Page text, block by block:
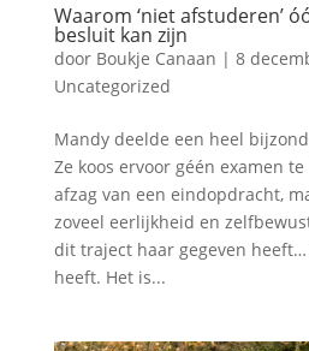
Waarom ‘niet afstuderen’
besluit kan zijn
door Boukje Canaan | 8
Uncategorized
Mandy deelde een heel
Ze koos ervoor géén examen
afzag van een eindopdracht,
zoveel eerlijkheid en
dit traject haar gegeven
heeft. Het is...